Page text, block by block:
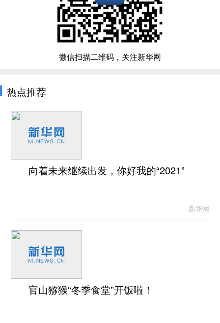
微信扫描二维码，关注新华网
热点推荐
向着未来继续出发，你好我的“2021”
新华网
官山猕猴“冬季食堂”开饭啦！